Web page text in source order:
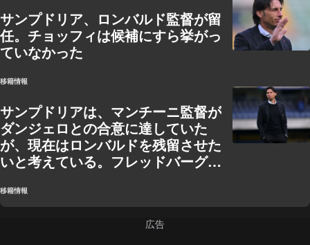
サンプドリア、ロンバルド監督が留
任。チョッフィは候補にすら挙がっ
ていなかった
移籍情報
サンプドリアは、マンチーニ監督が
ダンジェロとの合意に達していた
が、現在はロンバルドを残留させた
いと考えている。フレッドバーグは
移籍情報